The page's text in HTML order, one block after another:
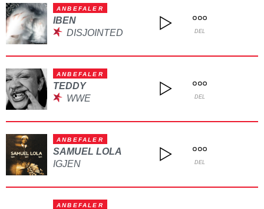
ANBEFALER
IBEN
DISJOINTED
DEL
ANBEFALER
TEDDY
WWE
DEL
ANBEFALER
SAMUEL LOLA
IGJEN
DEL
ANBEFALER